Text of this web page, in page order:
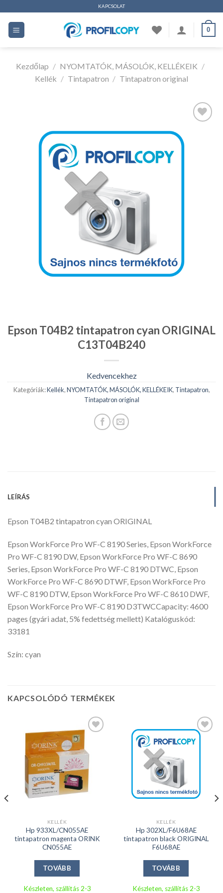
tartalomhoz
KAPCSOLAT
0
Kezdőlap / NYOMTATÓK, MÁSOLÓK, KELLÉKEIK /
Kellék / Tintapatron / Tintapatron original
Kedvencekhez
Epson T04B2 tintapatron cyan ORIGINAL
C13T04B240
Kedvencekhez
Kategóriák:Kellék,NYOMTATÓK, MÁSOLÓK, KELLÉKEIK, Tintapatron,
Tintapatron original
LEÍRÁS
Epson T04B2 tintapatron cyan ORIGINAL
Epson WorkForce Pro WF-C 8190 Series, Epson WorkForce
Pro WF-C 8190 DW, Epson WorkForce Pro WF-C 8690
Series, Epson WorkForce Pro WF-C 8190 DTWC, Epson
WorkForce Pro WF-C 8690 DTWF, Epson WorkForce Pro
WF-C 8190 DTW, Epson WorkForce Pro WF-C 8610 DWF,
Epson WorkForce Pro WF-C 8190 D3TWCCapacity: 4600
pages (gyári adat, 5% fedettség mellett) Katalóguskód:
33181
Szín: cyan
KAPCSOLÓDÓ TERMÉKEK
Kedvencekhez
KELLÉK
Hp 933XL/CN055AE
tintapatron magenta ORINK
CN055AE
TOVÁBB
Készleten, szállítás 2-3
Kedvencekhez
KELLÉK
Hp 302XL/F6U68AE
tintapatron black ORIGINAL
F6U68AE
TOVÁBB
Készleten, szállítás 2-3